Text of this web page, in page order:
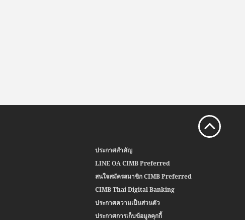
ประกาศสำคัญ
LINE OA CIMB Preferred
สนใจสมัครสมาชิก CIMB Preferred
CIMB Thai Digital Banking
ประกาศความเป็นส่วนตัว
ประกาศการเก็บข้อมูลคุกกี้